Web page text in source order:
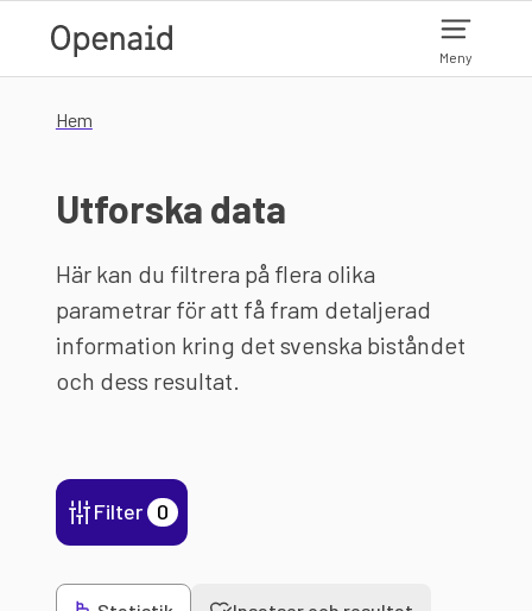
Meny
Hem
Utforska data
Här kan du filtrera på flera olika
parametrar för att få fram detaljerad
information kring det svenska biståndet
och dess resultat.
Filter 0